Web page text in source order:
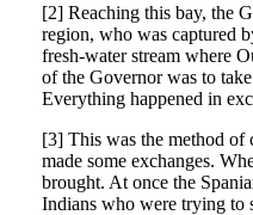
[2] Reaching this bay, the
region, who was captured
fresh-water stream where
of the Governor was to
Everything happened in
[3] This was the method of
made some exchanges.
brought. At once the
Indians who were trying to